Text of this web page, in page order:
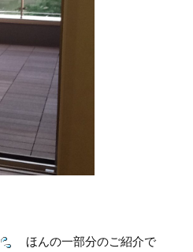
ほんの一部分のご紹介で